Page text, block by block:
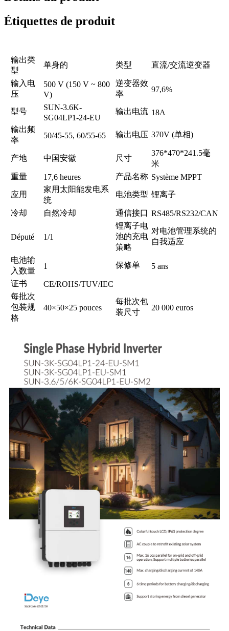
Étiquettes de produit
输出类
型
单身的 类型 直流/交流逆变器
输入电
压
500 V (150 V ~ 800
V)
逆变器效
率
97,6%
型号
SUN-3.6K-
SG04LP1-24-EU
输出电流 18A
输出频
率
50/45-55, 60/55-65 输出电压 370V (单相)
产地 中国安徽 尺寸
376*470*241.5毫
米
重量
17,6 heures 产品名称 Système MPPT
应用
家用太阳能发电系
统
电池类型 锂离子
冷却 自然冷却 通信接口 RS485/RS232/CAN
Député 1/1
锂离子电
池的充电
策略
对电池管理系统的
自我适应
电池输
入数量
1 保修单 5 ans
证书
CE/ROHS/TUV/IEC
每批次
包装规
格
40×50×25 pouces
每批次包
装尺寸
20 000 euros